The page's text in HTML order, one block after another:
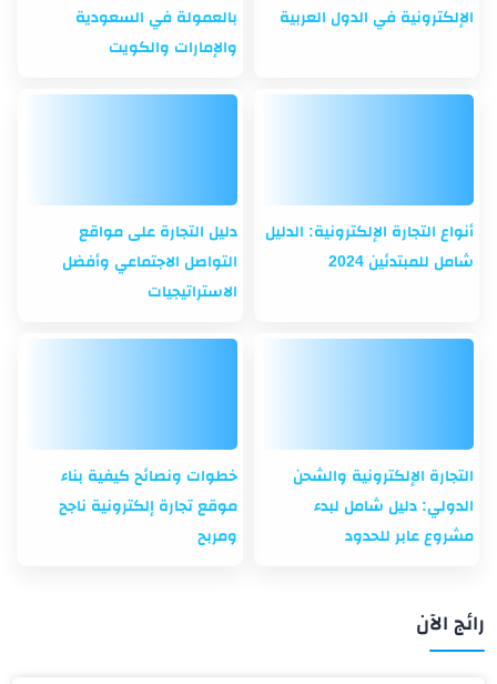
الإلكترونية في الدول العربية
بالعمولة في السعودية
والإمارات والكويت
أنواع التجارة الإلكترونية: الدليل
شامل للمبتدئين 2024
دليل التجارة على مواقع
التواصل الاجتماعي وأفضل
الاستراتيجيات
التجارة الإلكترونية والشحن
الدولي: دليل شامل لبدء
مشروع عابر للحدود
خطوات ونصائح كيفية بناء
موقع تجارة إلكترونية ناجح
ومربح
رائج الآن